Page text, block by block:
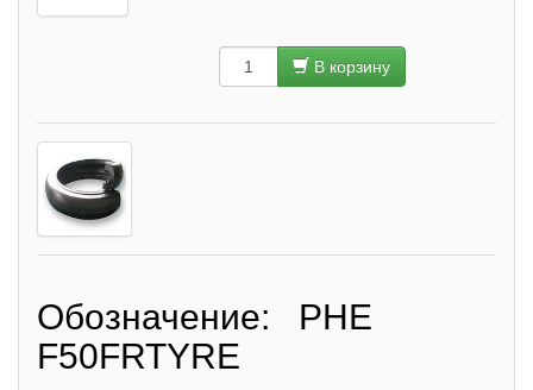
В корзину
Обозначение: PHE
F50FRTYRE